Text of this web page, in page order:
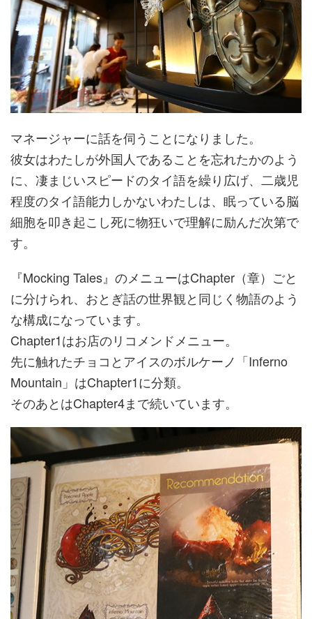
マネージャーに話を伺うことになりました。
彼女はわたしが外国人であることを忘れたかのよう
に、凄まじいスピードのタイ語を繰り広げ、二歳児
程度のタイ語能力しかないわたしは、眠っている脳
細胞を叩き起こし死に物狂いで理解に励んだ次第で
す。
『Mocking Tales』のメニューはChapter（章）ごと
に分けられ、おとぎ話の世界観と同じく物語のよう
な構成になっています。
Chapter1はお店のリコメンドメニュー。
先に触れたチョコとアイスのボルケーノ「Inferno
Mountain」はChapter1に分類。
そのあとはChapter4まで続いています。